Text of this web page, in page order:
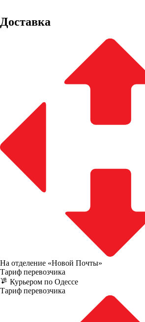
Доставка
На отделение «Новой Почты»
Тариф перевозчика
Курьером по Одессе
Тариф перевозчика